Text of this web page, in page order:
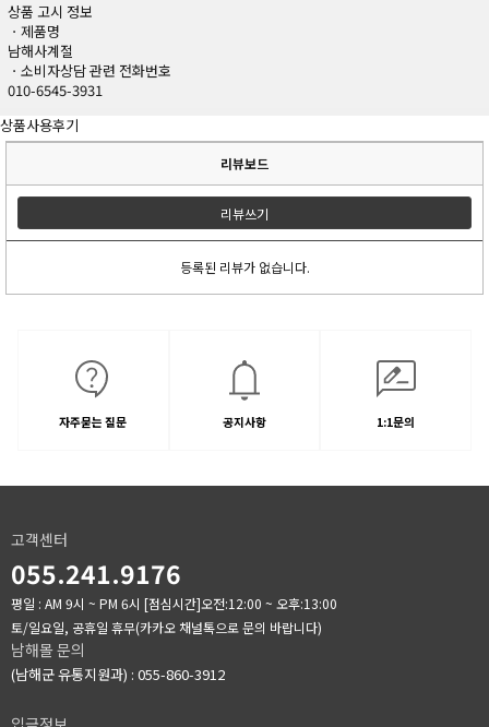
상품 고시 정보
ㆍ제품명
남해사계절
ㆍ소비자상담 관련 전화번호
010-6545-3931
상품사용후기
리뷰보드
리뷰쓰기
등록된 리뷰가 없습니다.
자주묻는 질문 공지사항 1:1문의
고객센터
055.241.9176
평일 : AM 9시 ~ PM 6시 [점심시간]오전:12:00 ~ 오후:13:00
토/일요일, 공휴일 휴무(카카오 채널톡으로 문의 바랍니다)
남해몰 문의
(남해군 유통지원과) : 055-860-3912